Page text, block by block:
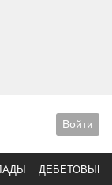
Войти
ДЕБЕТОВЫЕ